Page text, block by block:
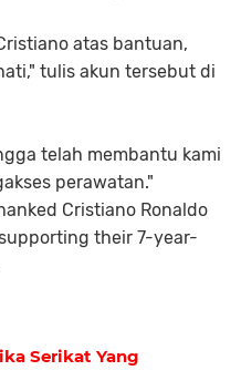
atas bantuan,
tulis akun tersebut di
telah membantu kami
perawatan."
Cristiano Ronaldo
their 7-year-
Serikat Yang